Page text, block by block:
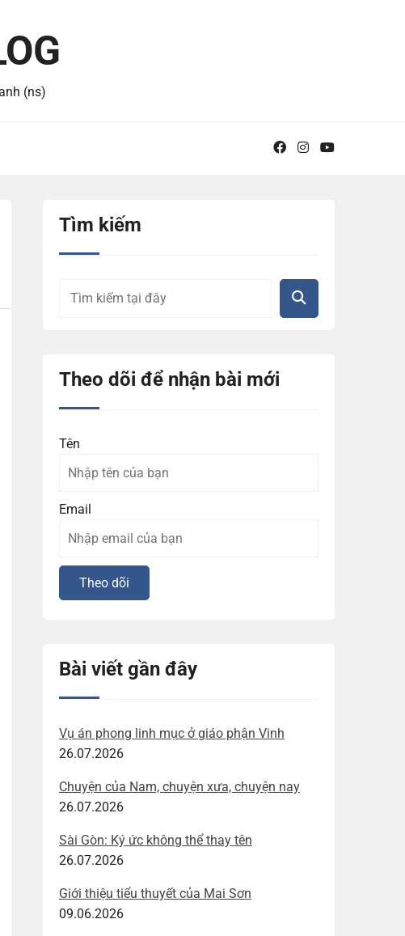
(ns)
Tìm kiếm
Theo dõi để nhận bài mới
Tên
Email
Bài viết gần đây
Vụ án phong linh mục ở giáo phận Vinh
26.07.2026
Chuyện của Nam, chuyện xưa, chuyện nay
26.07.2026
Sài Gòn: Ký ức không thể thay tên
26.07.2026
Giới thiệu tiểu thuyết của Mai Sơn
09.06.2026